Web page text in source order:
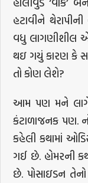
હટાવીને
વધુ લાગણીશીલ
થઇ ગયું કારણ કે
તો કોણ લેશે?
આમ પણ મને
કંટાળાજનક પણ.
કહેલી કથામાં
ગઈ છે. હોમરની
છે. પોસાઇડન